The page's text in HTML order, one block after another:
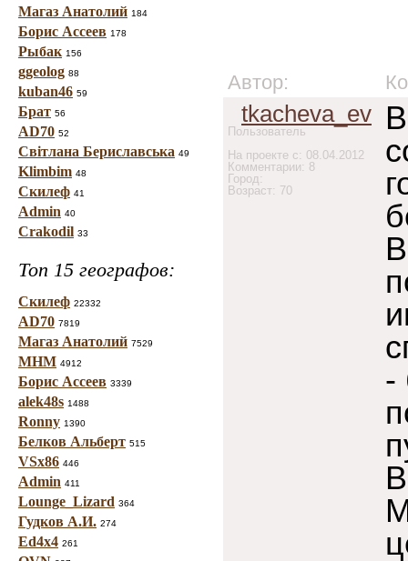
Магаз Анатолий 184
Борис Ассеев 178
Рыбак 156
ggeolog 88
kuban46 59
Брат 56
AD70 52
Світлана Бериславська 49
Klimbim 48
Скилеф 41
Admin 40
Crakodil 33
Топ 15 географов:
Скилеф 22332
AD70 7819
Магаз Анатолий 7529
МНМ 4912
Борис Ассеев 3339
alek48s 1488
Ronny 1390
Белков Альберт 515
VSx86 446
Admin 411
Lounge_Lizard 364
Гудков А.И. 274
Ed4x4 261
Автор:
tkacheva_ev
Пользователь
На проекте с: 08.04.2012
Комментарии: 8
Город:
Возраст: 70
-